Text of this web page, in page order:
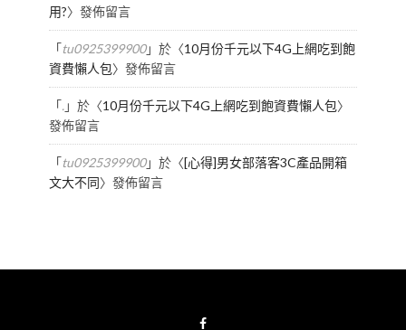
用?〉發佈留言
「tu0925399900」於〈10月份千元以下4G上網吃到飽
資費懶人包〉發佈留言
「.」於〈10月份千元以下4G上網吃到飽資費懶人包〉
發佈留言
「tu0925399900」於〈[心得]男女部落客3C產品開箱
文大不同〉發佈留言